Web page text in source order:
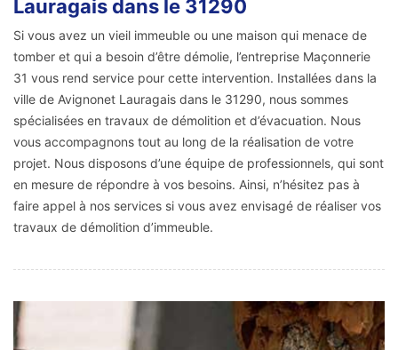
Lauragais dans le 31290
Si vous avez un vieil immeuble ou une maison qui menace de
tomber et qui a besoin d’être démolie, l’entreprise Maçonnerie
31 vous rend service pour cette intervention. Installées dans la
ville de Avignonet Lauragais dans le 31290, nous sommes
spécialisées en travaux de démolition et d’évacuation. Nous
vous accompagnons tout au long de la réalisation de votre
projet. Nous disposons d’une équipe de professionnels, qui sont
en mesure de répondre à vos besoins. Ainsi, n’hésitez pas à
faire appel à nos services si vous avez envisagé de réaliser vos
travaux de démolition d’immeuble.